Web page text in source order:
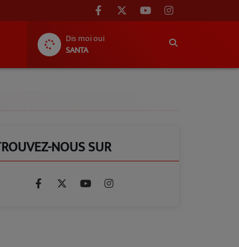
Dis moi oui
SANTA
NOUS SUR